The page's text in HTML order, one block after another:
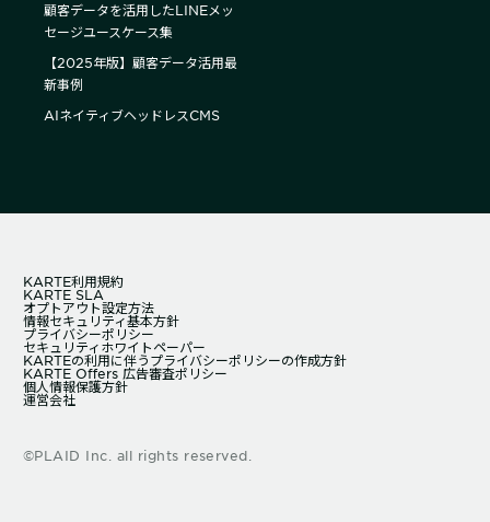
顧客データを活用したLINEメッ
セージユースケース集
【2025年版】顧客データ活用最
新事例
AIネイティブヘッドレスCMS
KARTE利用規約
KARTE SLA
オプトアウト設定方法
情報セキュリティ基本方針
プライバシーポリシー
セキュリティホワイトペーパー
KARTEの利用に伴うプライバシーポリシーの作成方針
KARTE Offers 広告審査ポリシー
個人情報保護方針
運営会社
©PLAID Inc. all rights reserved.